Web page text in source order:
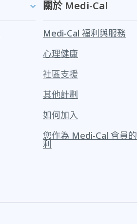
關於 Medi-Cal
Medi-Cal 福利與服務
心理健康
社區支援
其他計劃
如何加入
您作為 Medi-Cal 會員
利